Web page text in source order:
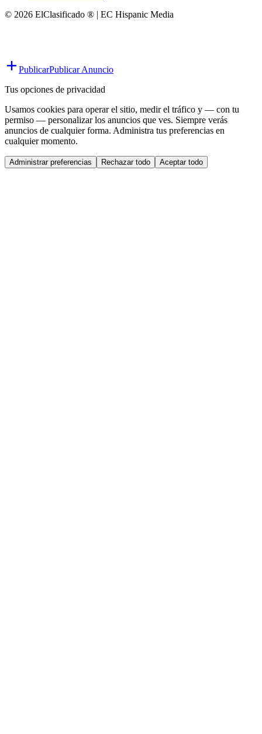
© 2026 ElClasificado ® | EC Hispanic Media
PublicarPublicar Anuncio
Tus opciones de privacidad
Usamos cookies para operar el sitio, medir el tráfico y — con tu
permiso — personalizar los anuncios que ves. Siempre verás
anuncios de cualquier forma. Administra tus preferencias en
cualquier momento.
Administrar preferencias Rechazar todo Aceptar todo